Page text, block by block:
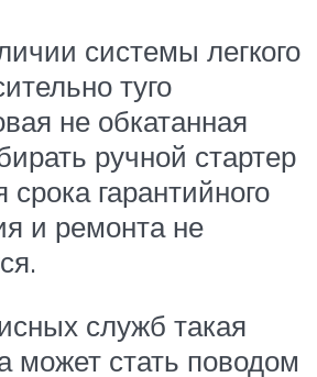
системы легкого
туго
не обкатанная
ручной стартер
срока гарантийного
и ремонта не
служб такая
может стать поводом